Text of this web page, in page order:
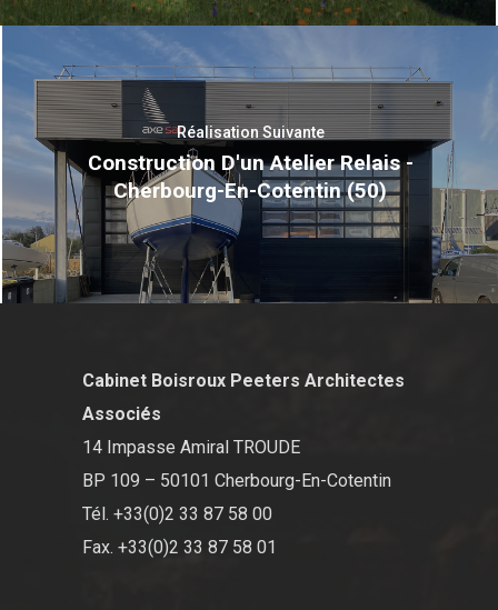
Réalisation Suivante
Construction D'un Atelier Relais -
Cherbourg-En-Cotentin (50)
Cabinet Boisroux Peeters Architectes
Associés
14 Impasse Amiral TROUDE
BP 109 – 50101 Cherbourg-En-Cotentin
Tél. +33(0)2 33 87 58 00
Fax. +33(0)2 33 87 58 01